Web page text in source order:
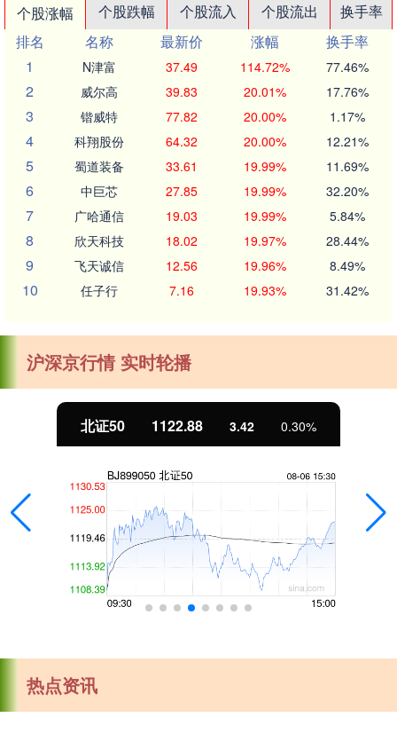
个股涨幅 个股跌幅 个股流入 个股流出
换手率
排名
名称 最新价 涨幅
换手率
1
N津富 37.49 114.72% 77.46%
2 威尔高 39.83 20.01% 17.76%
3 锴威特 77.82 20.00% 1.17%
4 科翔股份 64.32 20.00% 12.21%
5 蜀道装备 33.61 19.99% 11.69%
6 中巨芯 27.85 19.99% 32.20%
7 广哈通信 19.03 19.99% 5.84%
8 欣天科技 18.02 19.97% 28.44%
9 飞天诚信 12.56 19.96% 8.49%
10 任子行 7.16 19.93% 31.42%
沪深京行情 实时轮播
北证50 1122.88 3.42 0.30%
热点资讯